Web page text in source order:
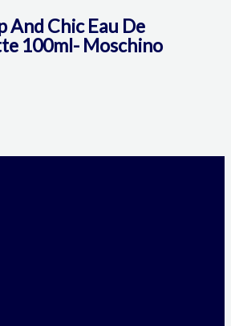
And Chic Eau De
100ml- Moschino